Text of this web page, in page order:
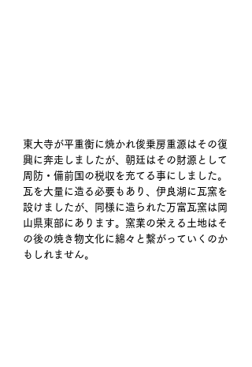
東大寺が平重衡に焼かれ俊乗房重源はその復
興に奔走しましたが、朝廷はその財源として
周防・備前国の税収を充てる事にしました。
瓦を大量に造る必要もあり、伊良湖に瓦窯を
設けましたが、同様に造られた万富瓦窯は岡
山県東部にあります。窯業の栄える土地はそ
の後の焼き物文化に綿々と繋がっていくのか
もしれません。